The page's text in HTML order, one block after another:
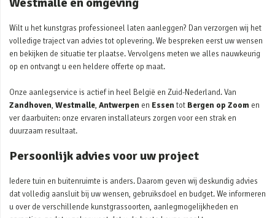
Wilt u het kunstgras professioneel laten aanleggen? Dan verzorgen wij het
volledige traject van advies tot oplevering. We bespreken eerst uw wensen
en bekijken de situatie ter plaatse. Vervolgens meten we alles nauwkeurig
op en ontvangt u een heldere offerte op maat.
Onze aanlegservice is actief in heel België en Zuid-Nederland. Van
Zandhoven, Westmalle, Antwerpen en Essentot Bergen op Zoom en
ver daarbuiten: onze ervaren installateurs zorgen voor een strak en
duurzaam resultaat.
Persoonlijk advies voor uw project
Iedere tuin en buitenruimte is anders. Daarom geven wij deskundig advies
dat volledig aansluit bij uw wensen, gebruiksdoel en budget. We informeren
u over de verschillende kunstgrassoorten, aanlegmogelijkheden en